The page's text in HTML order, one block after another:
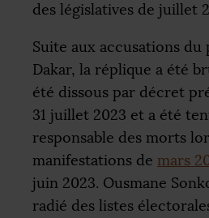
des législatives de juillet
Suite aux accusations
Dakar, la réplique a été
été dissous par décret
31 juillet 2023 et a été
responsable des morts
manifestations de mars
juin 2023. Ousmane
radié des listes